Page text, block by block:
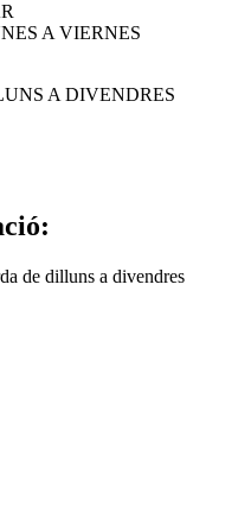
A VIERNES
A DIVENDRES
de dilluns a divendres